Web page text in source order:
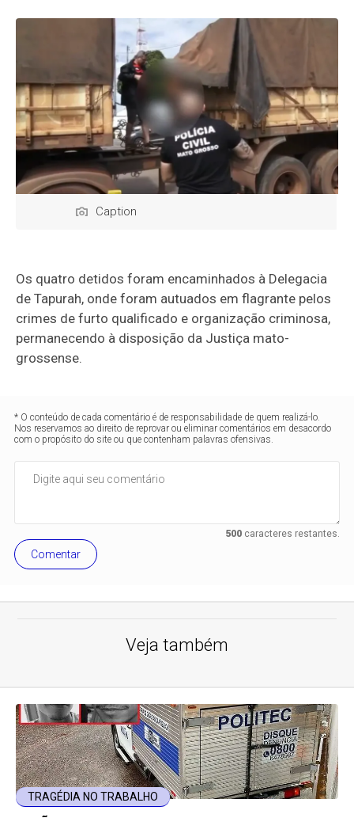
Caption
Os quatro detidos foram encaminhados à Delegacia
de Tapurah, onde foram autuados em flagrante pelos
crimes de furto qualificado e organização criminosa,
permanecendo à disposição da Justiça mato-
grossense.
* O conteúdo de cada comentário é de responsabilidade de quem realizá-lo.
Nos reservamos ao direito de reprovar ou eliminar comentários em desacordo
com o propósito do site ou que contenham palavras ofensivas.
500caracteres restantes.
Comentar
Veja também
TRAGÉDIA NO TRABALHO